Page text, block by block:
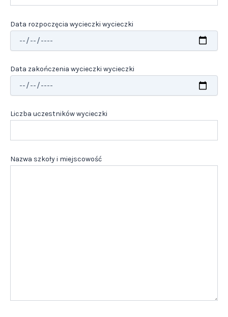
Data rozpoczęcia wycieczki wycieczki
Data zakończenia wycieczki wycieczki
Liczba uczestników wycieczki
Nazwa szkoły i miejscowość